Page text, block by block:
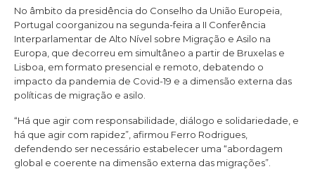
No âmbito da presidência do Conselho da União Europeia,
Portugal coorganizou na segunda-feira a II Conferência
Interparlamentar de Alto Nível sobre Migração e Asilo na
Europa, que decorreu em simultâneo a partir de Bruxelas e
Lisboa, em formato presencial e remoto, debatendo o
impacto da pandemia de Covid-19 e a dimensão externa das
políticas de migração e asilo.
“Há que agir com responsabilidade, diálogo e solidariedade, e
há que agir com rapidez”, afirmou Ferro Rodrigues,
defendendo ser necessário estabelecer uma “abordagem
global e coerente na dimensão externa das migrações”.